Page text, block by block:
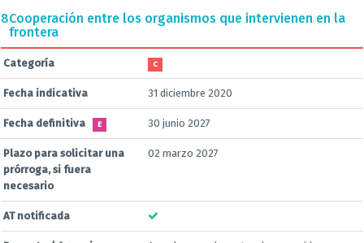
8Cooperación entre los organismos que intervienen en la
frontera
Categoría C
Fecha indicativa 31 diciembre 2020
Fecha definitiva E 30 junio 2027
Plazo para solicitar una
prórroga, si fuera
necesario
02 marzo 2027
AT notificada